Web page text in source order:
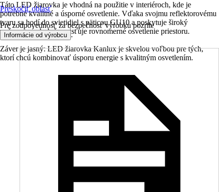
Táto LED žiarovka je vhodná na použitie v interiéroch, kde je
potrebné kvalitné a úsporné osvetlenie. Vďaka svojmu reflektorovému
tvaru sa hodí do svietidiel s päticou GU10 a poskytuje široký
vyžarovací uhol, čo zaisťuje rovnomerné osvetlenie priestoru.
Záver je jasný: LED žiarovka Kanlux je skvelou voľbou pre tých,
ktorí chcú kombinovať úsporu energie s kvalitným osvetlením.
Preskočiť oblasť
Pre zodpovednosť za bezpečnosť výrobku pozrite
Informácie od výrobcu .